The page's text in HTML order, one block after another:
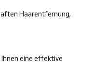
Haarentfernung,
eine effektive